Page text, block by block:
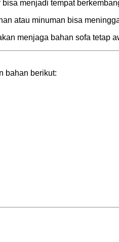
bisa menjadi tempat
atau minuman bisa
menjaga bahan sofa tetap
bahan berikut: